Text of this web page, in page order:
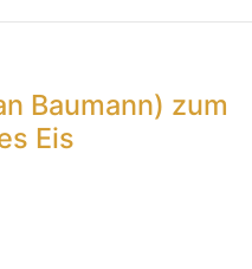
Baumann) zum
Eis